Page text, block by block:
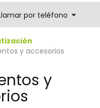
por teléfono
y accesorios
y